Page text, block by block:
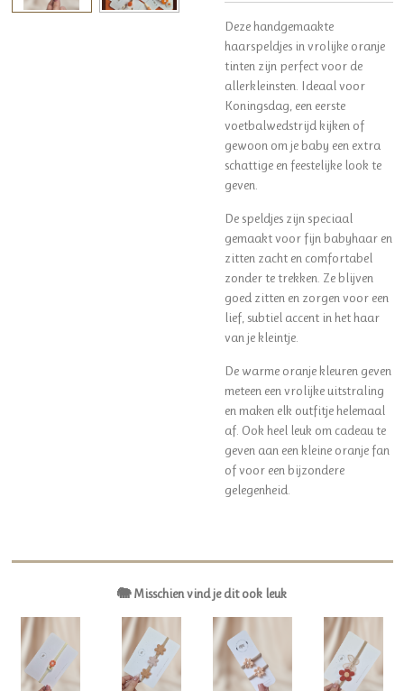
Deze handgemaakte
haarspeldjes in vrolijke oranje
tinten zijn perfect voor de
allerkleinsten. Ideaal voor
Koningsdag, een eerste
voetbalwedstrijd kijken of
gewoon om je baby een extra
schattige en feestelijke look te
geven.
De speldjes zijn speciaal
gemaakt voor fijn babyhaar en
zitten zacht en comfortabel
zonder te trekken. Ze blijven
goed zitten en zorgen voor een
lief, subtiel accent in het haar
van je kleintje.
De warme oranje kleuren geven
meteen een vrolijke uitstraling
en maken elk outfitje helemaal
af. Ook heel leuk om cadeau te
geven aan een kleine oranje fan
of voor een bijzondere
gelegenheid.
🐘 Misschien vind je dit ook leuk